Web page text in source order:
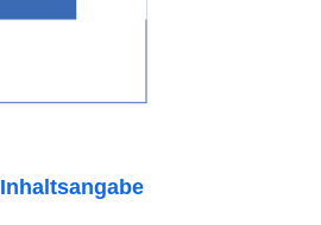
Inhaltsangabe